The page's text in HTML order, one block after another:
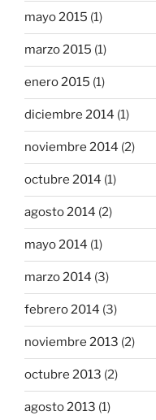
mayo 2015 (1)
marzo 2015 (1)
enero 2015 (1)
diciembre 2014 (1)
noviembre 2014 (2)
octubre 2014 (1)
agosto 2014 (2)
mayo 2014 (1)
marzo 2014 (3)
febrero 2014 (3)
noviembre 2013 (2)
octubre 2013 (2)
agosto 2013 (1)